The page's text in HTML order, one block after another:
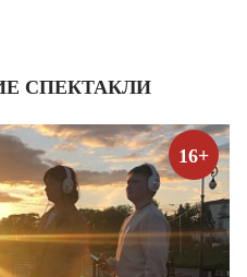
СПЕКТАКЛИ
16+